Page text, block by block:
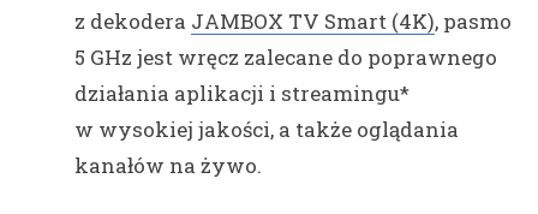
z dekodera JAMBOX TV Smart (4K), pasmo
5 GHz jest wręcz zalecane do poprawnego
działania aplikacji i streamingu*
w wysokiej jakości, a także oglądania
kanałów na żywo.